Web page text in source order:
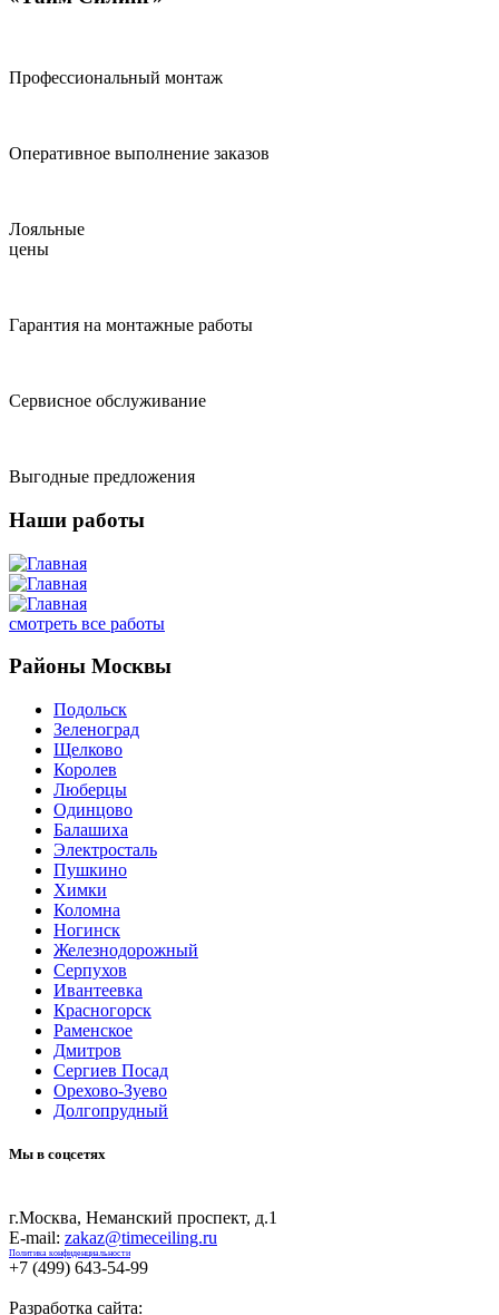
Профессиональный монтаж
Оперативное выполнение заказов
Лояльные
цены
Гарантия на монтажные работы
Сервисное обслуживание
Выгодные предложения
Наши работы
смотреть все работы
Районы Москвы
Подольск
Зеленоград
Щелково
Королев
Люберцы
Одинцово
Балашиха
Электросталь
Пушкино
Химки
Коломна
Ногинск
Железнодорожный
Серпухов
Ивантеевка
Красногорск
Раменское
Дмитров
Сергиев Посад
Орехово-Зуево
Долгопрудный
Мы в соцсетях
г.Москва, Неманский проспект, д.1
E-mail: zakaz@timeceiling.ru
Политика конфиденциальности
+7 (499) 643-54-99
Разработка сайта: